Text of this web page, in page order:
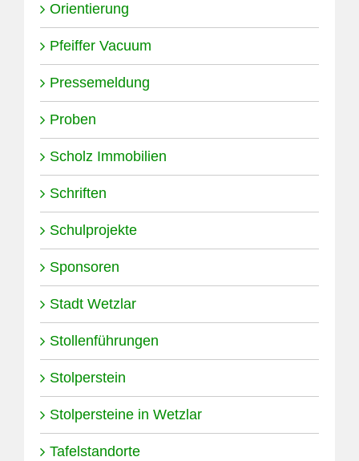
Orientierung
Pfeiffer Vacuum
Pressemeldung
Proben
Scholz Immobilien
Schriften
Schulprojekte
Sponsoren
Stadt Wetzlar
Stollenführungen
Stolperstein
Stolpersteine in Wetzlar
Tafelstandorte